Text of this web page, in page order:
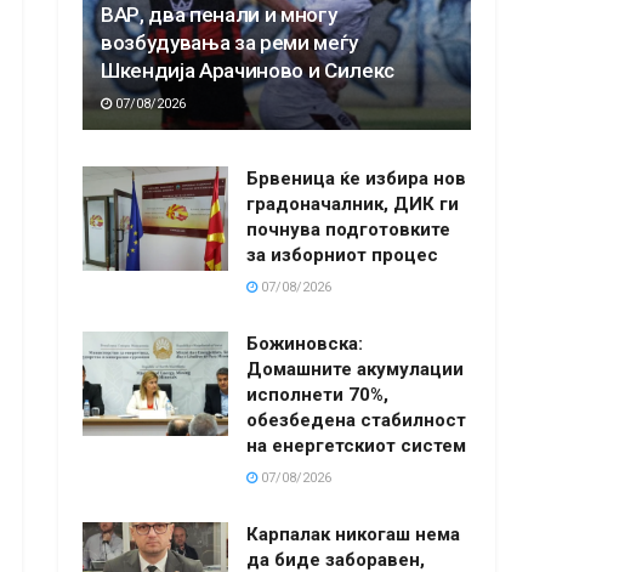
ВАР, два пенали и многу
возбудувања за реми меѓу
Шкендија Арачиново и Силекс
07/08/2026
Брвеница ќе избира нов
градоначалник, ДИК ги
почнува подготовките
за изборниот процес
07/08/2026
Божиновска:
Домашните акумулации
исполнети 70%,
обезбедена стабилност
на енергетскиот систем
07/08/2026
Карпалак никогаш нема
да биде заборавен,